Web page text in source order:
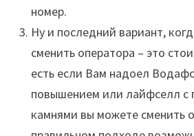
номер.
Ну и последний вариант,
сменить оператора – это
есть если Вам надоел
повышением или лайфселл с
камнями вы можете сменить